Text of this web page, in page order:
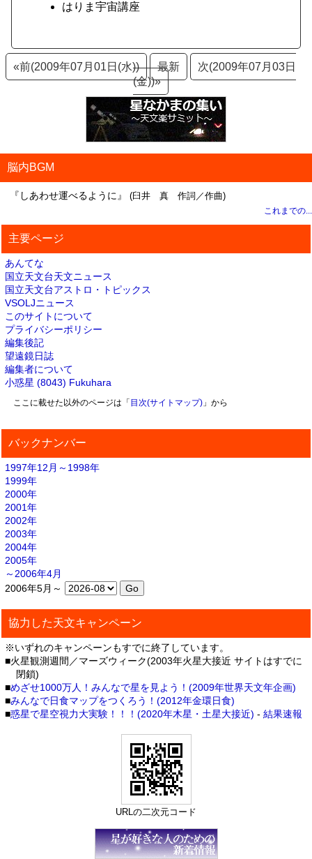
はりま宇宙講座
«前(2009年07月01日(水)) 最新
次(2009年07月03日
(金))»
脳内BGM
『しあわせ運べるように』 (臼井 真 作詞／作曲)
これまでの...
主要ページ
あんてな
国立天文台天文ニュース
国立天文台アストロ・トピックス
VSOLJニュース
このサイトについて
プライバシーポリシー
編集後記
望遠鏡日誌
編集者について
小惑星 (8043) Fukuhara
ここに載せた以外のページは「 目次(サイトマップ)」から
バックナンバー
1997年12月～1998年
1999年
2000年
2001年
2002年
2003年
2004年
2005年
～2006年4月
2006年5月～
協力した天文キャンペーン
※いずれのキャンペーンもすでに終了しています。
■火星観測週間／マーズウィーク(2003年火星大接近 サイトはすでに
閉鎖)
■めざせ1000万人！みんなで星を見よう！(2009年世界天文年企画)
■みんなで日食マップをつくろう！(2012年金環日食)
■惑星で星空視力大実験！！！(2020年木星・土星大接近) - 結果速報
URLの二次元コード